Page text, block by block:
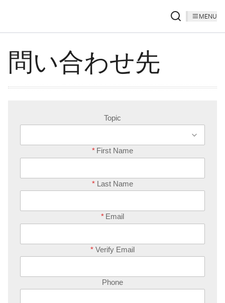
MENU
問い合わせ先
Topic
* First Name
* Last Name
* Email
* Verify Email
Phone